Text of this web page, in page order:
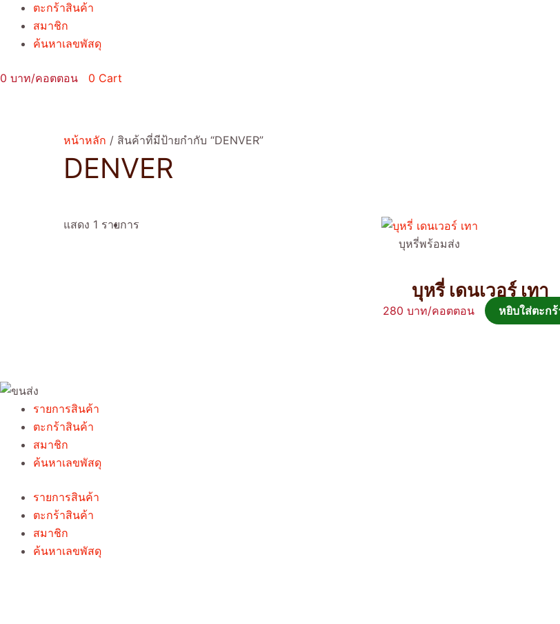
ตะกร้าสินค้า
สมาชิก
ค้นหาเลขพัสดุ
0 0 Cart
หน้าหลัก / สินค้าที่มีป้ายกำกับ “DENVER”
DENVER
แสดง 1 รายการ
บุหรี่พร้อมส่ง
บุหรี่ เดนเวอร์ เทา
280 หยิบใส่ตะกร้
รายการสินค้า
ตะกร้าสินค้า
สมาชิก
ค้นหาเลขพัสดุ
รายการสินค้า
ตะกร้าสินค้า
สมาชิก
ค้นหาเลขพัสดุ